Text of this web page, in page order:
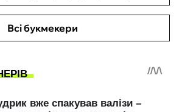
Всі букмекери